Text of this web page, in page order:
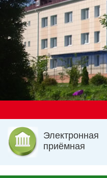
Электронная
приёмная